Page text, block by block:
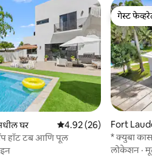
घर 5 पैकी 4.92 सरासरी रेटिंग,
4.92 (26)
हॉट टब आणि पूल
गेस्ट
गेस्ट
Fort
लोकेशन ·